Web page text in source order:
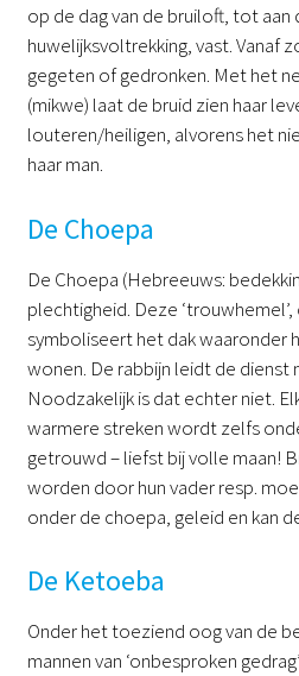
op de dag van de bruiloft, tot aan
huwelijksvoltrekking, vast. Vanaf
gegeten of gedronken. Met het
(mikwe) laat de bruid zien haar
louteren/heiligen, alvorens het
haar man.
De Choepa
De Choepa (Hebreeuws:
plechtigheid. Deze
symboliseert het dak waaronder
wonen. De rabbijn leidt de dienst
Noodzakelijk is dat echter niet.
warmere streken wordt zelfs
getrouwd – liefst bij volle maan!
worden door hun vader resp.
onder de choepa, geleid en kan
De Ketoeba
Onder het toeziend oog van de
mannen van ‘onbesproken